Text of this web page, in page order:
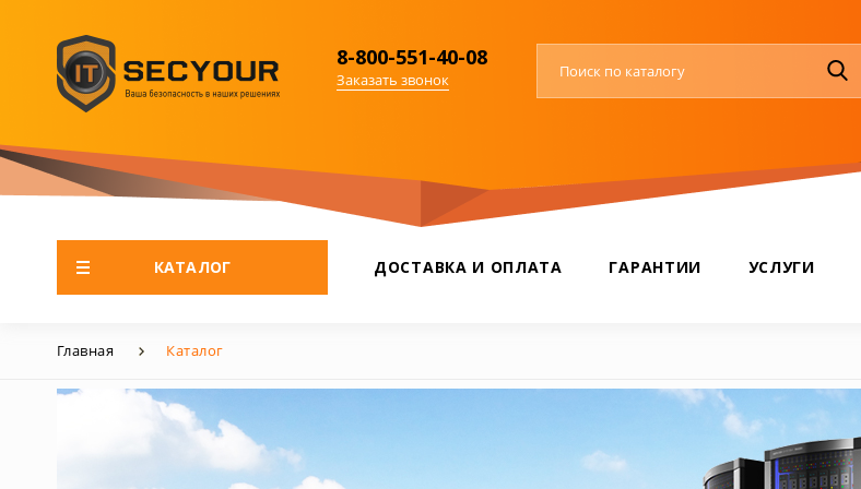
8-800-551-40-08
Заказать звонок
КАТАЛОГ ДОСТАВКА И ОПЛАТА ГАРАНТИИ УСЛУГИ
Главная Каталог